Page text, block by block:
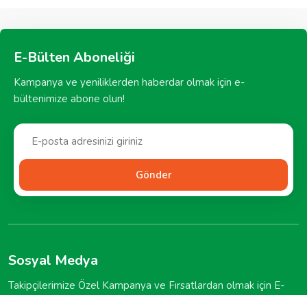
E-Bülten Aboneliği
Kampanya ve yeniliklerden haberdar olmak için e-
bültenimize abone olun!
Gönder
Sosyal Medya
Takipçilerimize Özel Kampanya ve Fırsatlardan olmak için E-